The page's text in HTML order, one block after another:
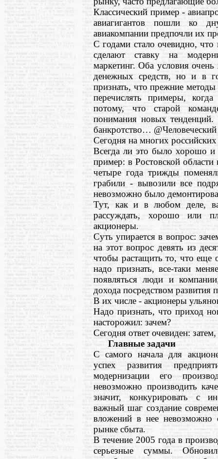
Классический пример -
авиагигантов пошли ко
авиакомпании предпочли их
С годами стало очевидно,
сделают ставку на
маркетинг. Оба условия
денежных средств, но и в
признать, что прежние
перечислять примеры,
потому, что старой
понимания новых тенденций.
банкротство…
Сегодня на многих
Всегда ли это было хорошо и
пример: в Ростовской
четыре года трижды
грабили - вывозили все
невозможно было
Тут, как и в любом деле,
рассуждать, хорошо или
акционеры.
Суть упирается в вопрос:
на этот вопрос девять из
чтобы растащить то, что еще
надо признать, все-таки
появляться люди и
дохода посредством развития
В их числе - акционеры
Надо признать, что приход
насторожил: зачем?
Сегодня ответ очевиден:
Главные задачи
С самого начала для
успех развития
модернизации его
невозможно производить
значит, конкурировать с
важный шаг создание
вложений в нее невозможно
рынке сбыта.
В течение 2005 года в
серьезные суммы.